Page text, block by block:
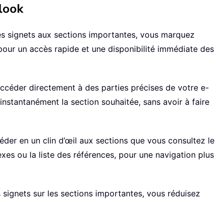
signets aux sections importantes, vous marquez
un accès rapide et une disponibilité immédiate des
directement à des parties précises de votre e-
la section souhaitée, sans avoir à faire
en un clin d’œil aux sections que vous consultez le
ou la liste des références, pour une navigation plus
signets sur les sections importantes, vous réduisez